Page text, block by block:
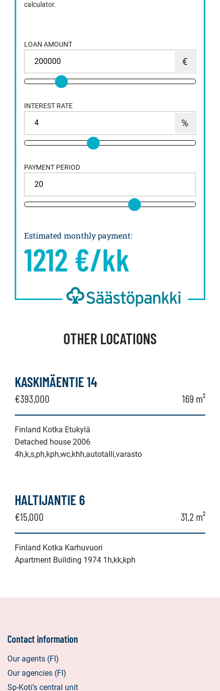
calculator.
LOAN AMOUNT
INTEREST RATE
PAYMENT PERIOD
Estimated monthly payment:
1212 €/kk
OTHER LOCATIONS
KASKIMÄENTIE 14
€393,000 169 m²
Finland Kotka Etukylä
Detached house 2006
4h,k,s,ph,kph,wc,khh,autotalli,varasto
HALTIJANTIE 6
€15,000 31,2 m²
Finland Kotka Karhuvuori
Apartment Building 1974 1h,kk,kph
Contact information
Our agents (FI)
Our agencies (FI)
Sp-Koti’s central unit